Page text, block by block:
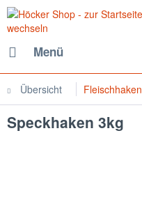
Menü
Übersicht Fleischhaken
Speckhaken 3kg